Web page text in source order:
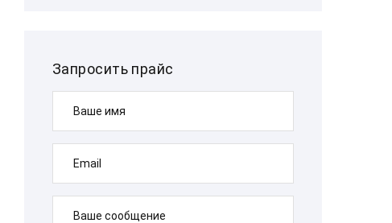
Запросить прайс
Ваше имя
Email
Ваше сообщение